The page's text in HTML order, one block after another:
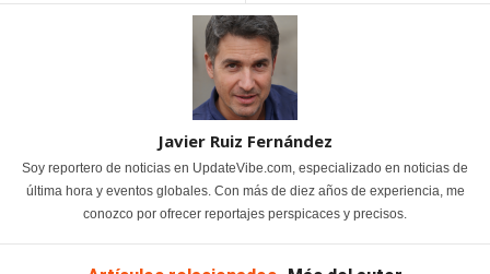
Javier Ruiz Fernández
Soy reportero de noticias en UpdateVibe.com, especializado en noticias de
última hora y eventos globales. Con más de diez años de experiencia, me
conozco por ofrecer reportajes perspicaces y precisos.